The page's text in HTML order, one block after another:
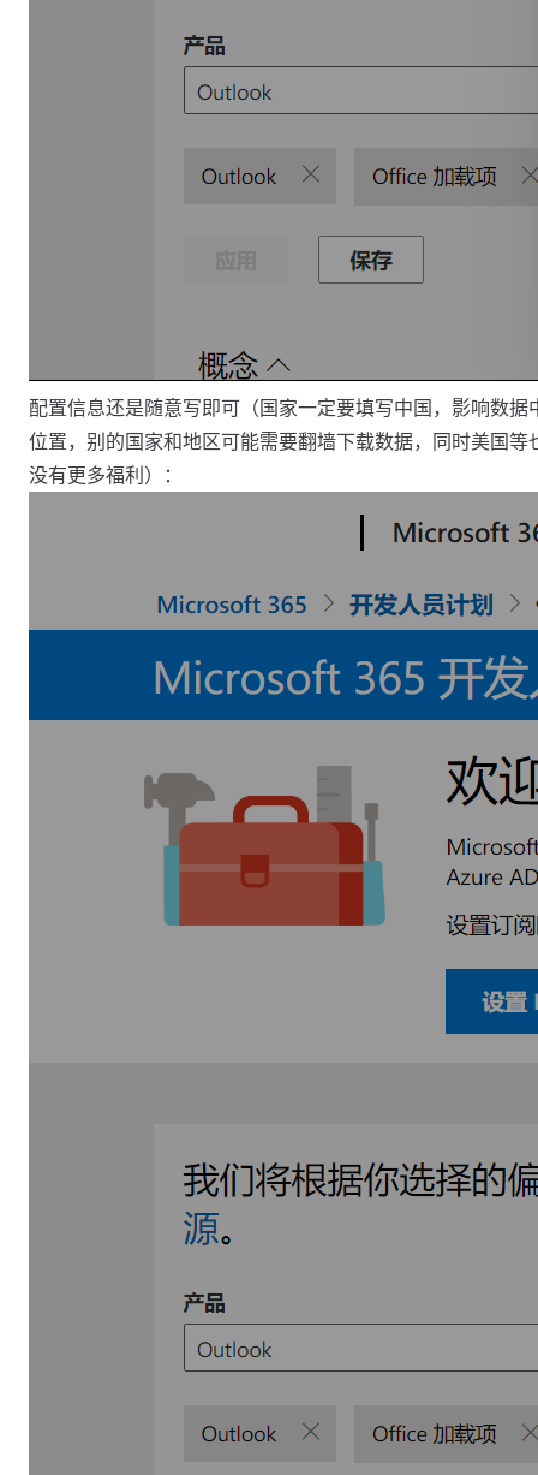
配置信息还是随意写即可（国家一定要填写中国，影响数据
位置，别的国家和地区可能需要翻墙下载数据，同时美国等
没有更多福利）：